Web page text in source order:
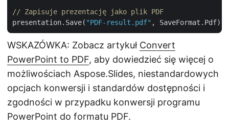
// Zapisuje prezentację jako plik PDF
presentation.Save( "PDF-result.pdf"
WSKAZÓWKA: Zobacz artykuł Convert
PowerPoint to PDF, aby dowiedzieć się więcej o
możliwościach Aspose.Slides, niestandardowych
opcjach konwersji i standardów dostępności i
zgodności w przypadku konwersji programu
PowerPoint do formatu PDF.